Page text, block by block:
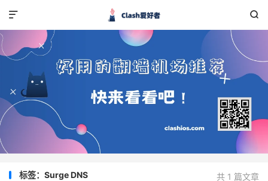


共 1 篇文章
标签：Surge DNS